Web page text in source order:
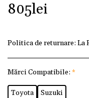
805lei
Politica de returnare:
Mărci Compatibile: *
Toyota
Suzuki